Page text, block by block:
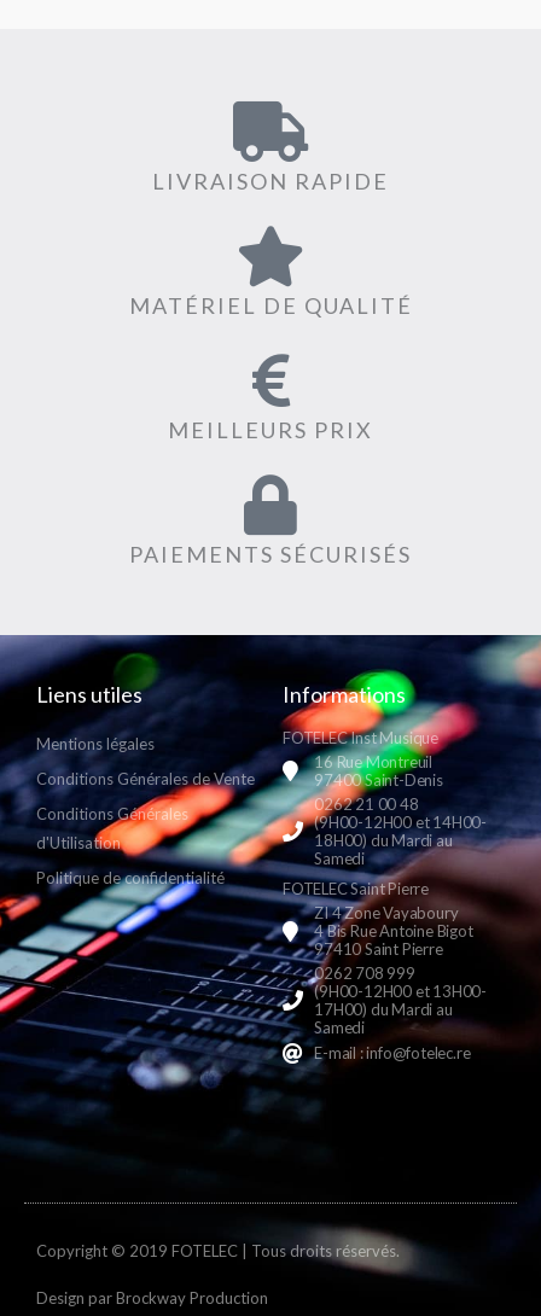
LIVRAISON RAPIDE
MATÉRIEL DE QUALITÉ
MEILLEURS PRIX
PAIEMENTS SÉCURISÉS
Liens utiles
Mentions légales
Conditions Générales de Vente
Conditions Générales
d'Utilisation
Politique de confidentialité
Informations
FOTELEC Inst Musique
16 Rue Montreuil
97400 Saint-Denis
0262 21 00 48
(9H00-12H00 et 14H00-
18H00) du Mardi au
Samedi
FOTELEC Saint Pierre
ZI 4 Zone Vayaboury
4 Bis Rue Antoine Bigot
97410 Saint Pierre
0262 708 999
(9H00-12H00 et 13H00-
17H00) du Mardi au
Samedi
E-mail : info@fotelec.re
Copyright © 2019 FOTELEC | Tous droits réservés.
Design parBrockway Production